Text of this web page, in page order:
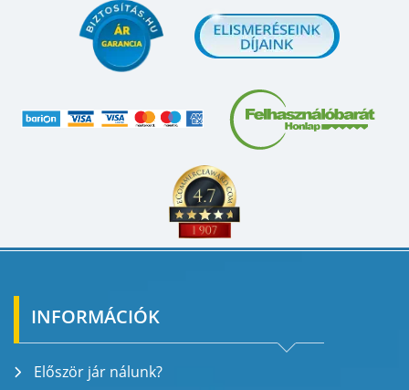
INFORMÁCIÓK
Először jár nálunk?